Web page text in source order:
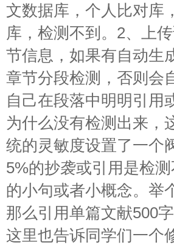
文数据库，个人比对库
库，检测不到。2、上
节信息，如果有自动生
章节分段检测，否则会
自己在段落中明明引用
为什么没有检测出来，
统的灵敏度设置了一个
5%的抄袭或引用是检
的小句或者小概念。举
那么引用单篇文献500
这里也告诉同学们一个